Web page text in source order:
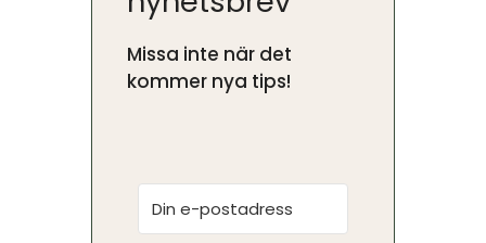
Missa inte när det
kommer nya tips!